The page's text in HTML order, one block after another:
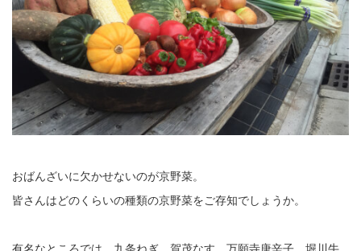
おばんざいに欠かせないのが京野菜。
皆さんはどのくらいの種類の京野菜をご存知でしょうか。